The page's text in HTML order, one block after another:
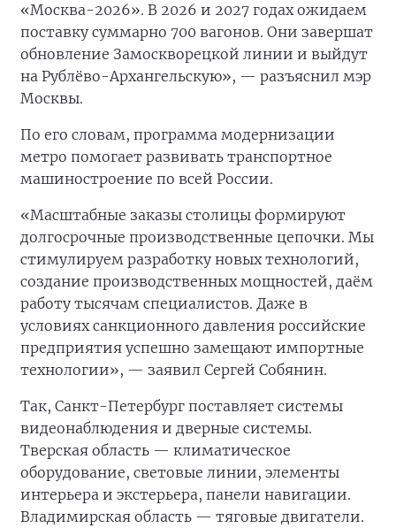
«Москва-2026». В 2026 и 2027 годах ожидаем
поставку суммарно 700 вагонов. Они завершат
обновление Замоскворецкой линии и выйдут
на Рублёво-Архангельскую», — разъяснил мэр
Москвы.
По его словам, программа модернизации
метро помогает развивать транспортное
машиностроение по всей России.
«Масштабные заказы столицы формируют
долгосрочные производственные цепочки. Мы
стимулируем разработку новых технологий,
создание производственных мощностей, даём
работу тысячам специалистов. Даже в
условиях санкционного давления российские
предприятия успешно замещают импортные
технологии», — заявил Сергей Собянин.
Так, Санкт-Петербург поставляет системы
видеонаблюдения и дверные системы.
Тверская область — климатическое
оборудование, световые линии, элементы
интерьера и экстерьера, панели навигации.
Владимирская область — тяговые двигатели.